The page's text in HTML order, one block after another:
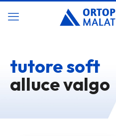
tutore soft
alluce valgo